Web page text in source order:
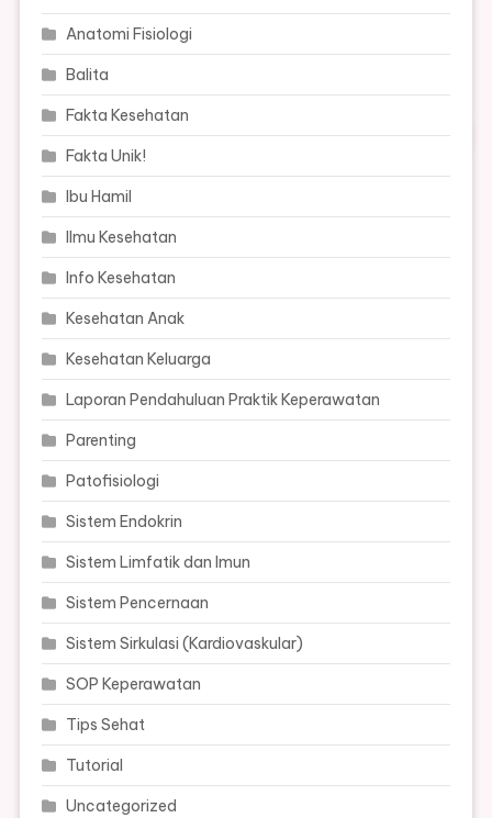
Anatomi Fisiologi
Balita
Fakta Kesehatan
Fakta Unik!
Ibu Hamil
Ilmu Kesehatan
Info Kesehatan
Kesehatan Anak
Kesehatan Keluarga
Laporan Pendahuluan Praktik Keperawatan
Parenting
Patofisiologi
Sistem Endokrin
Sistem Limfatik dan Imun
Sistem Pencernaan
Sistem Sirkulasi (Kardiovaskular)
SOP Keperawatan
Tips Sehat
Tutorial
Uncategorized